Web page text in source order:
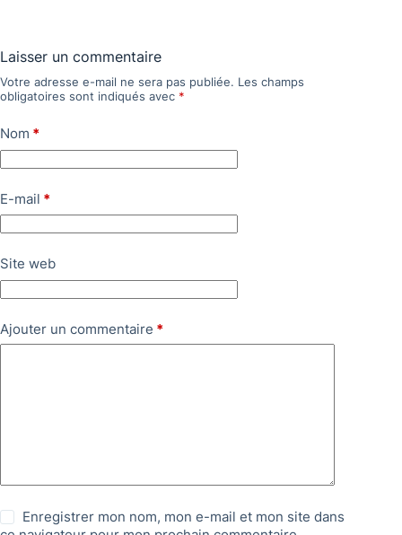
Laisser un commentaire
Votre adresse e-mail ne sera pas publiée. Les champs
obligatoires sont indiqués avec *
Nom *
E-mail *
Site web
Ajouter un commentaire *
Enregistrer mon nom, mon e-mail et mon site dans